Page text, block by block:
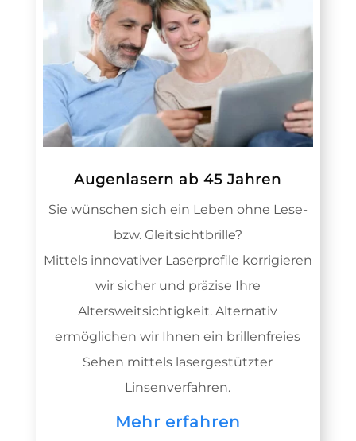
Augenlasern ab 45 Jahren
Sie wünschen sich ein Leben ohne Lese-
bzw. Gleitsichtbrille?
Mittels innovativer Laserprofile korrigieren
wir sicher und präzise Ihre
Altersweitsichtigkeit. Alternativ
ermöglichen wir Ihnen ein brillenfreies
Sehen mittels lasergestützter
Linsenverfahren.
Mehr erfahren